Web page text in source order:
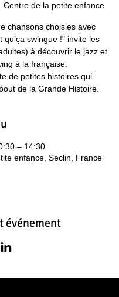
Centre de la petite enfance
chansons choisies avec
qu’ça swingue !" invite les
à découvrir le jazz et
à la française.
de petites histoires qui
de la Grande Histoire.
– 14:30
enfance, Seclin, France
événement